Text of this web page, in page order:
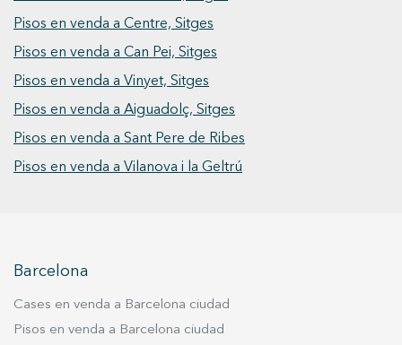
convidats. Totes les plantes estan connectades
mitjançant ascensor, i l’habitatge disposa de
domòtica integral, garantint el màxim confort i
eficiència.
Pisos en venda a Centre, Sitges
Pisos en venda a Can Pei, Sitges
Pisos en venda a Vinyet, Sitges
Pisos en venda a Aiguadolç, Sitges
Pisos en venda a Sant Pere de Ribes
Pisos en venda a Vilanova i la Geltrú
Barcelona
Cases en venda a Barcelona ciudad
Pisos en venda a Barcelona ciudad